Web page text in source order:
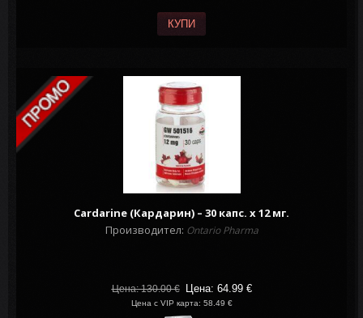
КУПИ
Cardarine (Кардарин) – 30 капс. х 12 мг.
Производител: Ontario Pharma
Цена: 130.00€ Цена: 64.99 €
Цена с VIP карта: 58.49 €